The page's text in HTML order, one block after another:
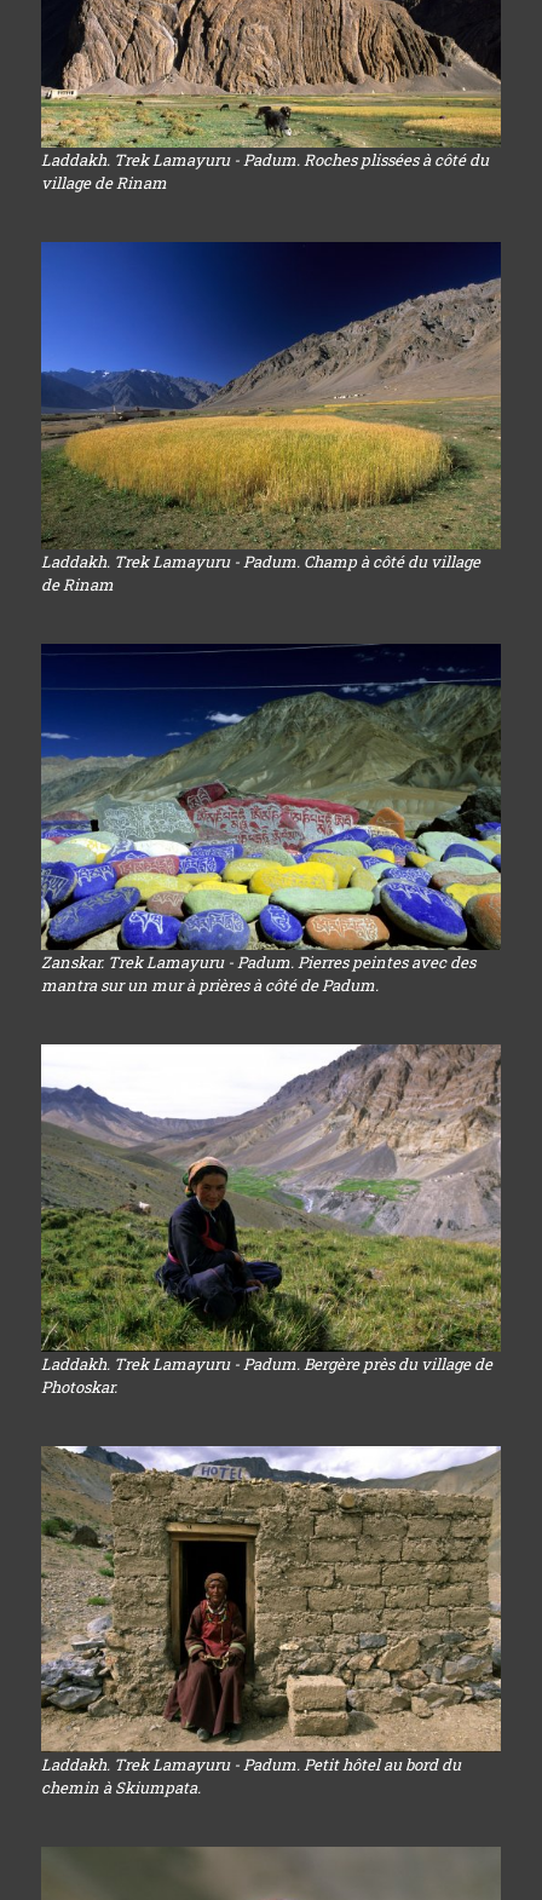
Laddakh. Trek Lamayuru - Padum. Roches plissées à côté du
village de Rinam
Laddakh. Trek Lamayuru - Padum. Champ à côté du village
de Rinam
Zanskar. Trek Lamayuru - Padum. Pierres peintes avec des
mantra sur un mur à prières à côté de Padum.
Laddakh. Trek Lamayuru - Padum. Bergère près du village de
Photoskar.
Laddakh. Trek Lamayuru - Padum. Petit hôtel au bord du
chemin à Skiumpata.